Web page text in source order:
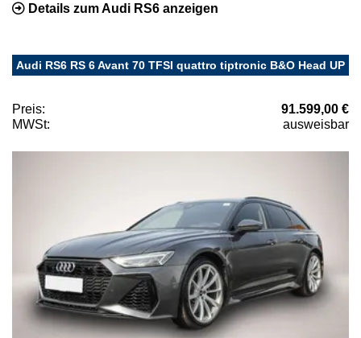
Details zum Audi RS6 anzeigen
Audi RS6 RS 6 Avant 70 TFSI quattro tiptronic B&O Head UP
Preis:
91.599,00 €
MWSt:
ausweisbar